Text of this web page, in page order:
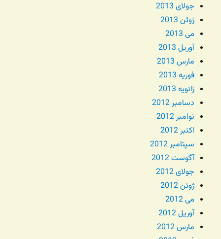
جولای 2013
ژوئن 2013
می 2013
آوریل 2013
مارس 2013
فوریه 2013
ژانویه 2013
دسامبر 2012
نوامبر 2012
اکتبر 2012
سپتامبر 2012
آگوست 2012
جولای 2012
ژوئن 2012
می 2012
آوریل 2012
مارس 2012